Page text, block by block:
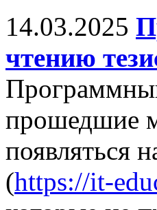
14.03.2025
чтению
прошедшие
появляться
(https://it-